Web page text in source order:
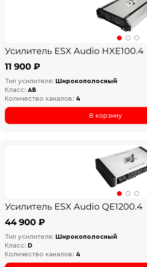
Усилитель ESX Audio HXE100.4
11 900 ₽
Тип усилителя: Широкополосный
Класс: AB
Количество каналов: 4
В корзину
Усилитель ESX Audio QE1200.4
44 900 ₽
Тип усилителя: Широкополосный
Класс: D
Количество каналов: 4